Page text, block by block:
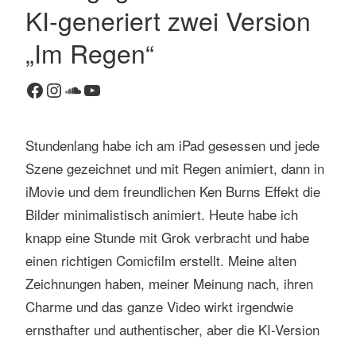
KI-generiert zwei Version
„Im Regen“
Facebook
Instagram
SoundCloud
YouTube
Stundenlang habe ich am iPad gesessen und jede
Szene gezeichnet und mit Regen animiert, dann in
iMovie und dem freundlichen Ken Burns Effekt die
Bilder minimalistisch animiert. Heute habe ich
knapp eine Stunde mit Grok verbracht und habe
einen richtigen Comicfilm erstellt. Meine alten
Zeichnungen haben, meiner Meinung nach, ihren
Charme und das ganze Video wirkt irgendwie
ernsthafter und authentischer, aber die KI-Version
K
a
r